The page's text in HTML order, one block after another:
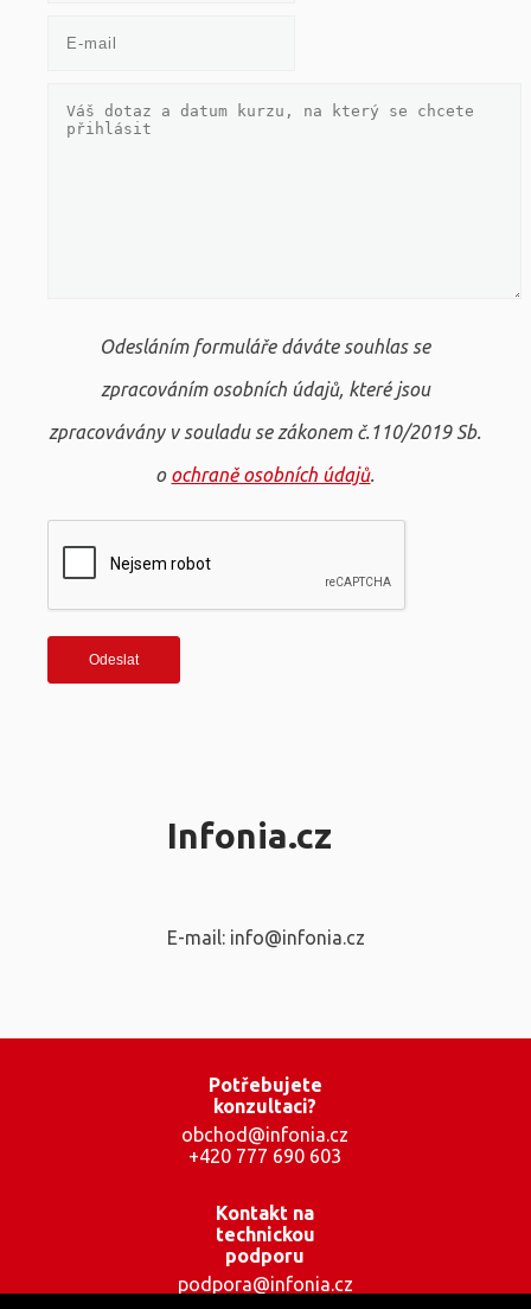
Odesláním formuláře dáváte souhlas se
zpracováním osobních údajů, které jsou
zpracovávány v souladu se zákonem č.110/2019 Sb.
o ochraně osobních údajů.
Infonia.cz
E-mail: info@infonia.cz
Potřebujete
konzultaci?
obchod@infonia.cz
+420 777 690 603
Kontakt na
technickou
podporu
podpora@infonia.cz